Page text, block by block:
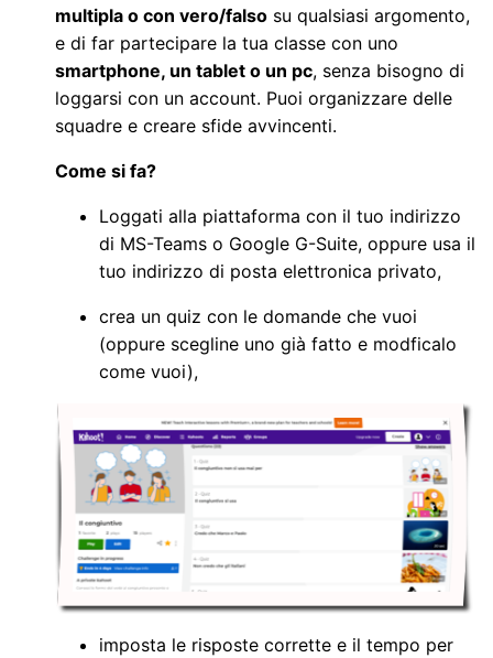
multipla o con vero/falso su qualsiasi argomento,
e di far partecipare la tua classe con uno
smartphone, un tablet o un pc, senza bisogno di
loggarsi con un account. Puoi organizzare delle
squadre e creare sfide avvincenti.
Come si fa?
Loggati alla piattaforma con il tuo indirizzo
di MS-Teams o Google G-Suite, oppure usa il
tuo indirizzo di posta elettronica privato,
crea un quiz con le domande che vuoi
(oppure scegline uno già fatto e modficalo
come vuoi),
imposta le risposte corrette e il tempo per